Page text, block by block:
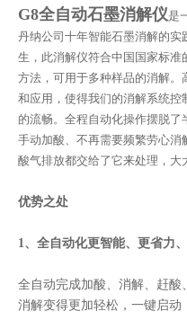
G8全自动石墨消解仪是
丹纳公司十年智能石墨消解的
生，此消解仪符合中国国家标准
方法，可用于多种样品的消解
和应用，使得我们的消解系统
的流畅。全程自动化操作摆脱
手动加酸、不再需要频繁劳心
酸气排放都交给了它来处理，大
优势之处
1、全自动化更智能、更省力
全自动完成加酸、消解、赶
消解变得更加轻松，一键启动